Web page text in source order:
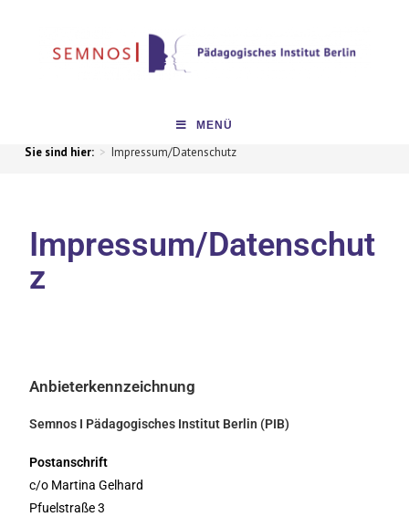
MENÜ
> Impressum/Datenschutz
Impressum/Datenschut
z
Anbieterkennzeichnung
Semnos I Pädagogisches Institut Berlin (PIB)
Postanschrift
c/o Martina Gelhard
Pfuelstraße 3